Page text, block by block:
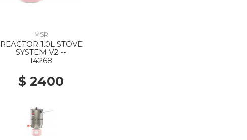
MSR
REACTOR 1.0L STOVE
SYSTEM V2 --
14268
$ 2400